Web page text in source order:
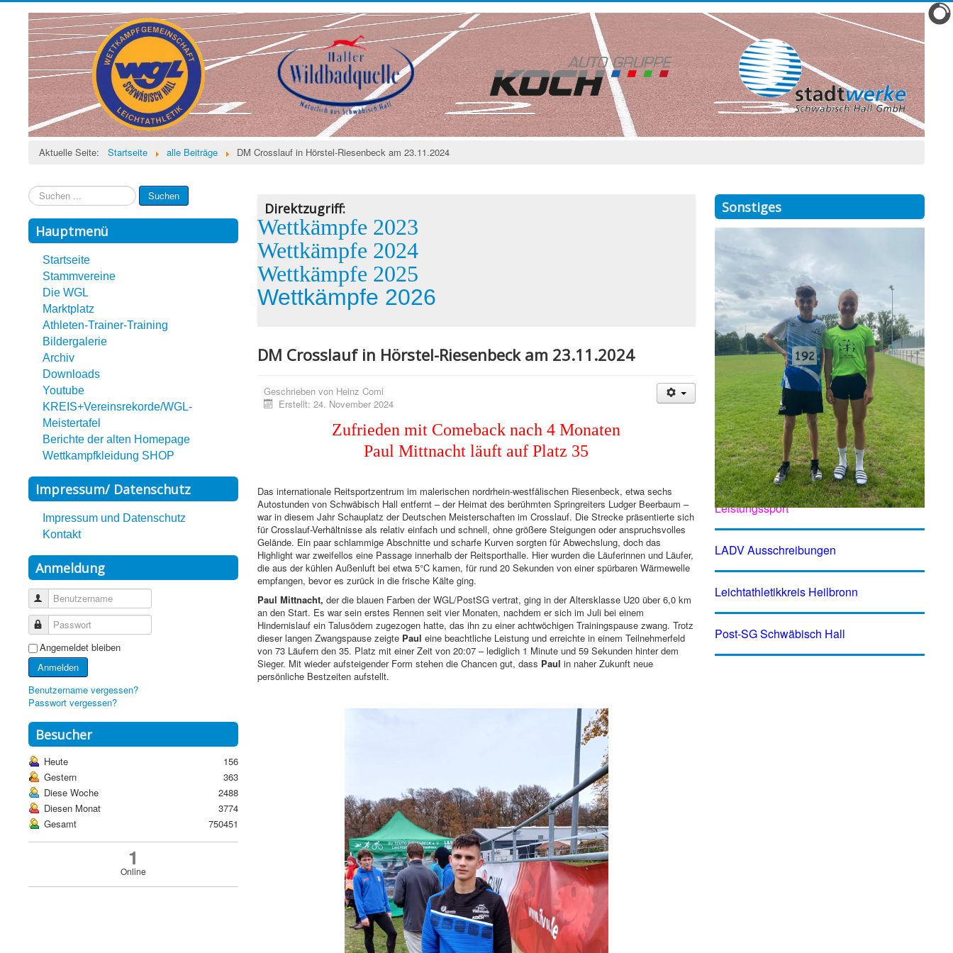
Aktuelle Seite: Startseite alle Beiträge DM Crosslauf in Hörstel-Riesenbeck am 23.11.2024
Suchen
...
Suchen
Hauptmenü
Startseite
Stammvereine
Die WGL
Marktplatz
Athleten-Trainer-Training
Bildergalerie
Archiv
Downloads
Youtube
KREIS+Vereinsrekorde/WGL-
Meistertafel
Berichte der alten Homepage
Wettkampfkleidung SHOP
Impressum/ Datenschutz
Impressum und Datenschutz
Kontakt
Anmeldung
Benutzername
Passwort
Angemeldet bleiben
Anmelden
Benutzername vergessen?
Passwort vergessen?
Besucher
Heute
156
Gestern
363
Diese Woche
2488
Diesen Monat
3774
Gesamt
750451
1
Online
Direktzugriff:
Wettkämpfe 2023
Wettkämpfe 2024
Wettkämpfe 2025
Wettkämpfe 2026
DM Crosslauf in Hörstel-Riesenbeck am 23.11.2024
Geschrieben von Heinz Comi
Erstellt: 24. November 2024
Zufrieden mit Comeback nach 4 Monaten
Paul Mittnacht läuft auf Platz 35
Das internationale Reitsportzentrum im malerischen nordrhein-westfälischen Riesenbeck, etwa sechs
Autostunden von Schwäbisch Hall entfernt – der Heimat des berühmten Springreiters Ludger Beerbaum –
war in diesem Jahr Schauplatz der Deutschen Meisterschaften im Crosslauf. Die Strecke präsentierte sich
für Crosslauf-Verhältnisse als relativ einfach und schnell, ohne größere Steigungen oder anspruchsvolles
Gelände. Ein paar schlammige Abschnitte und scharfe Kurven sorgten für Abwechslung, doch das
Highlight war zweifellos eine Passage innerhalb der Reitsporthalle. Hier wurden die Läuferinnen und Läufer,
die aus der kühlen Außenluft bei etwa 5°C kamen, für rund 20 Sekunden von einer spürbaren Wärmewelle
empfangen, bevor es zurück in die frische Kälte ging.
Paul Mittnacht, der die blauen Farben der WGL/PostSG vertrat, ging in der Altersklasse U20 über 6,0 km
an den Start. Es war sein erstes Rennen seit vier Monaten, nachdem er sich im Juli bei einem
Hindernislauf ein Talusödem zugezogen hatte, das ihn zu einer achtwöchigen Trainingspause zwang. Trotz
dieser langen Zwangspause zeigte Paul eine beachtliche Leistung und erreichte in einem Teilnehmerfeld
von 73 Läufern den 35. Platz mit einer Zeit von 20:07 – lediglich 1 Minute und 59 Sekunden hinter dem
Sieger. Mit wieder aufsteigender Form stehen die Chancen gut, dass Paul in naher Zukunft neue
persönliche Bestzeiten aufstellt.
Sonstiges
Fortbildung Wettkampf- und
Leistungssport
LADV Ausschreibungen
Leichtathletikkreis Heilbronn
Post-SG Schwäbisch Hall